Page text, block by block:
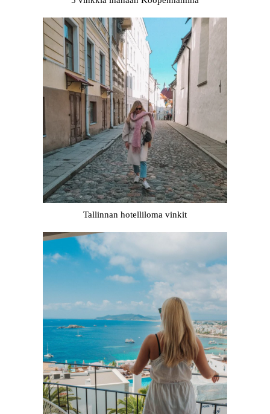
Tallinnan hotelliloma vinkit